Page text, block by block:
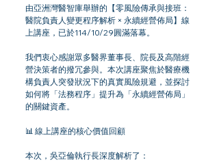
由亞洲灣醫智庫舉辦的【零風險傳承與接班：
醫院負責人變更程序解析 × 永續經營佈局】線
上講座，已於114/10/29圓滿落幕。
我們衷心感謝眾多醫界董事長、院長及高階經
營決策者的撥冗參與。本次講座聚焦於醫療機
構負責人突發狀況下的真實風險規避，並探討
如何將「法務程序」提升為「永續經營佈局」
的關鍵資產。
📊 線上講座的核心價值回顧
本次，吳亞倫執行長深度解析了：